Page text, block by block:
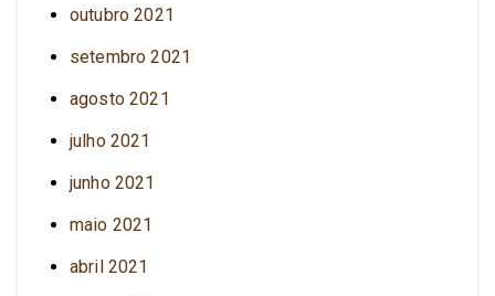
outubro 2021
setembro 2021
agosto 2021
julho 2021
junho 2021
maio 2021
abril 2021